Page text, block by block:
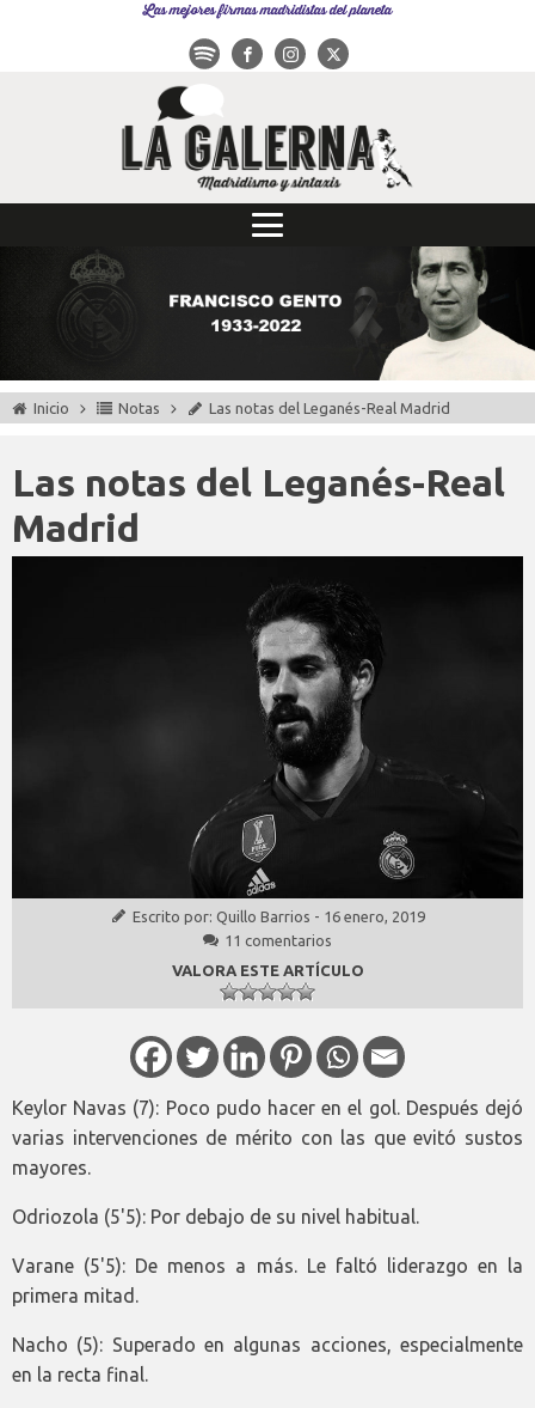
Las mejores firmas madridistas del planeta
Inicio Notas Las notas del Leganés-Real Madrid
Las notas del Leganés-Real
Madrid
Escrito por: Quillo Barrios - 16 enero, 2019
11 comentarios
VALORA ESTE ARTÍCULO
Keylor Navas (7): Poco pudo hacer en el gol. Después dejó
varias intervenciones de mérito con las que evitó sustos
mayores.
Odriozola (5'5): Por debajo de su nivel habitual.
Varane (5'5): De menos a más. Le faltó liderazgo en la
primera mitad.
Nacho (5): Superado en algunas acciones, especialmente
en la recta final.